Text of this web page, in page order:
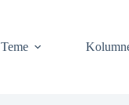
Teme